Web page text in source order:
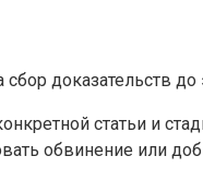
доказательств до
статьи и
обвинение или